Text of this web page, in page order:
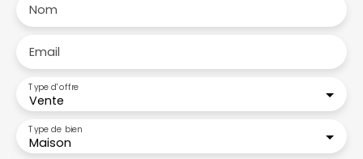
Nom
Email
Vente
Type d'offre
Maison
Type de bien